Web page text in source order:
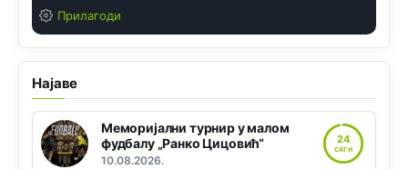
Прилагоди
Најаве
Меморијални турнир у малом
фудбалу „Ранко Цицовић“
10.08.2026.
24
САТИ